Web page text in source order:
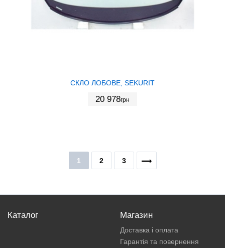
СКЛО ЛОБОВЕ, SEKURIT
20 978грн
1 2 3
Каталог Магазин
Доставка і оплата
Гарантія та повернення